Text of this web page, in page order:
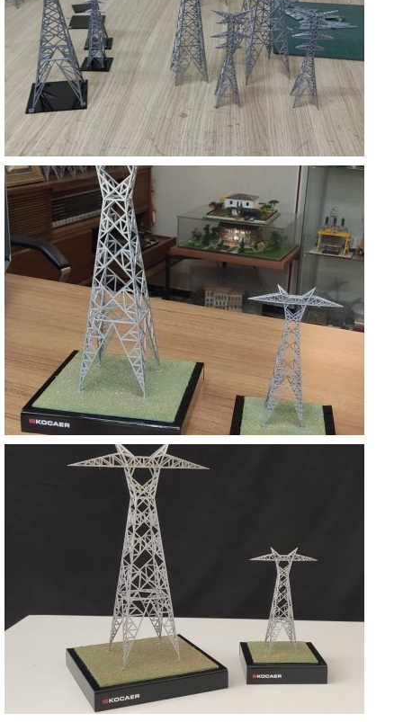
KOCAER YÜKSEK GERİLİM DİREKLERİ
KOCAELİ
KOCAER YÜKSEK GERİLİM DİREKLERİ
KOCAELİ